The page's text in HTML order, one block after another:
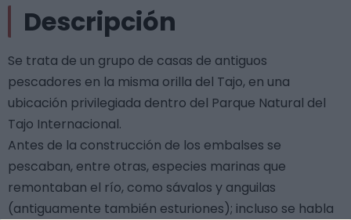
Descripción
Se trata de un grupo de casas de antiguos
pescadores en la misma orilla del Tajo, en una
ubicación privilegiada dentro del Parque Natural del
Tajo Internacional.
Antes de la construcción de los embalses se
pescaban, entre otras, especies marinas que
remontaban el río, como sávalos y anguilas
(antiguamente también esturiones); incluso se habla